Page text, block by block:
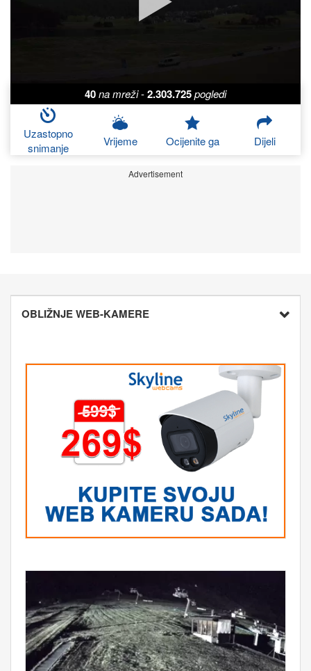
40na mreži-2.303.725pogledi
Uzastopno
snimanje
Vrijeme Ocijenite ga Dijeli
Advertisement
OBLIŽNJE WEB-KAMERE